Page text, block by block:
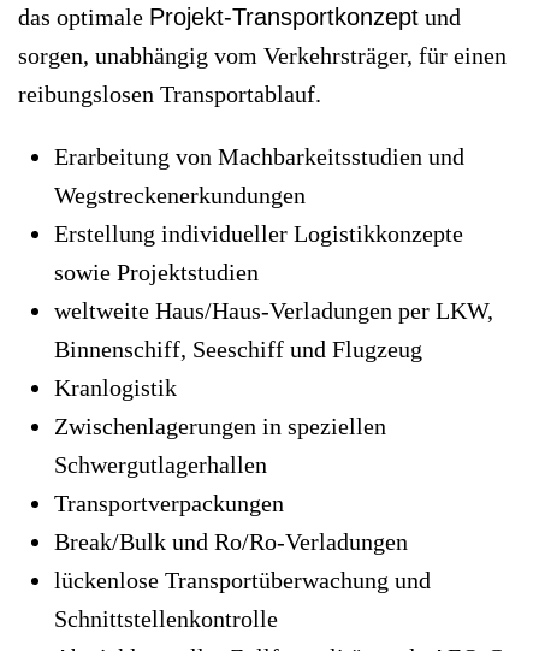
das optimale Projekt-Transportkonzept und
sorgen, unabhängig vom Verkehrsträger, für einen
reibungslosen Transportablauf.
Erarbeitung von Machbarkeitsstudien und
Wegstreckenerkundungen
Erstellung individueller Logistikkonzepte
sowie Projektstudien
weltweite Haus/Haus-Verladungen per LKW,
Binnenschiff, Seeschiff und Flugzeug
Kranlogistik
Zwischenlagerungen in speziellen
Schwergutlagerhallen
Transportverpackungen
Break/Bulk und Ro/Ro-Verladungen
lückenlose Transportüberwachung und
Schnittstellenkontrolle